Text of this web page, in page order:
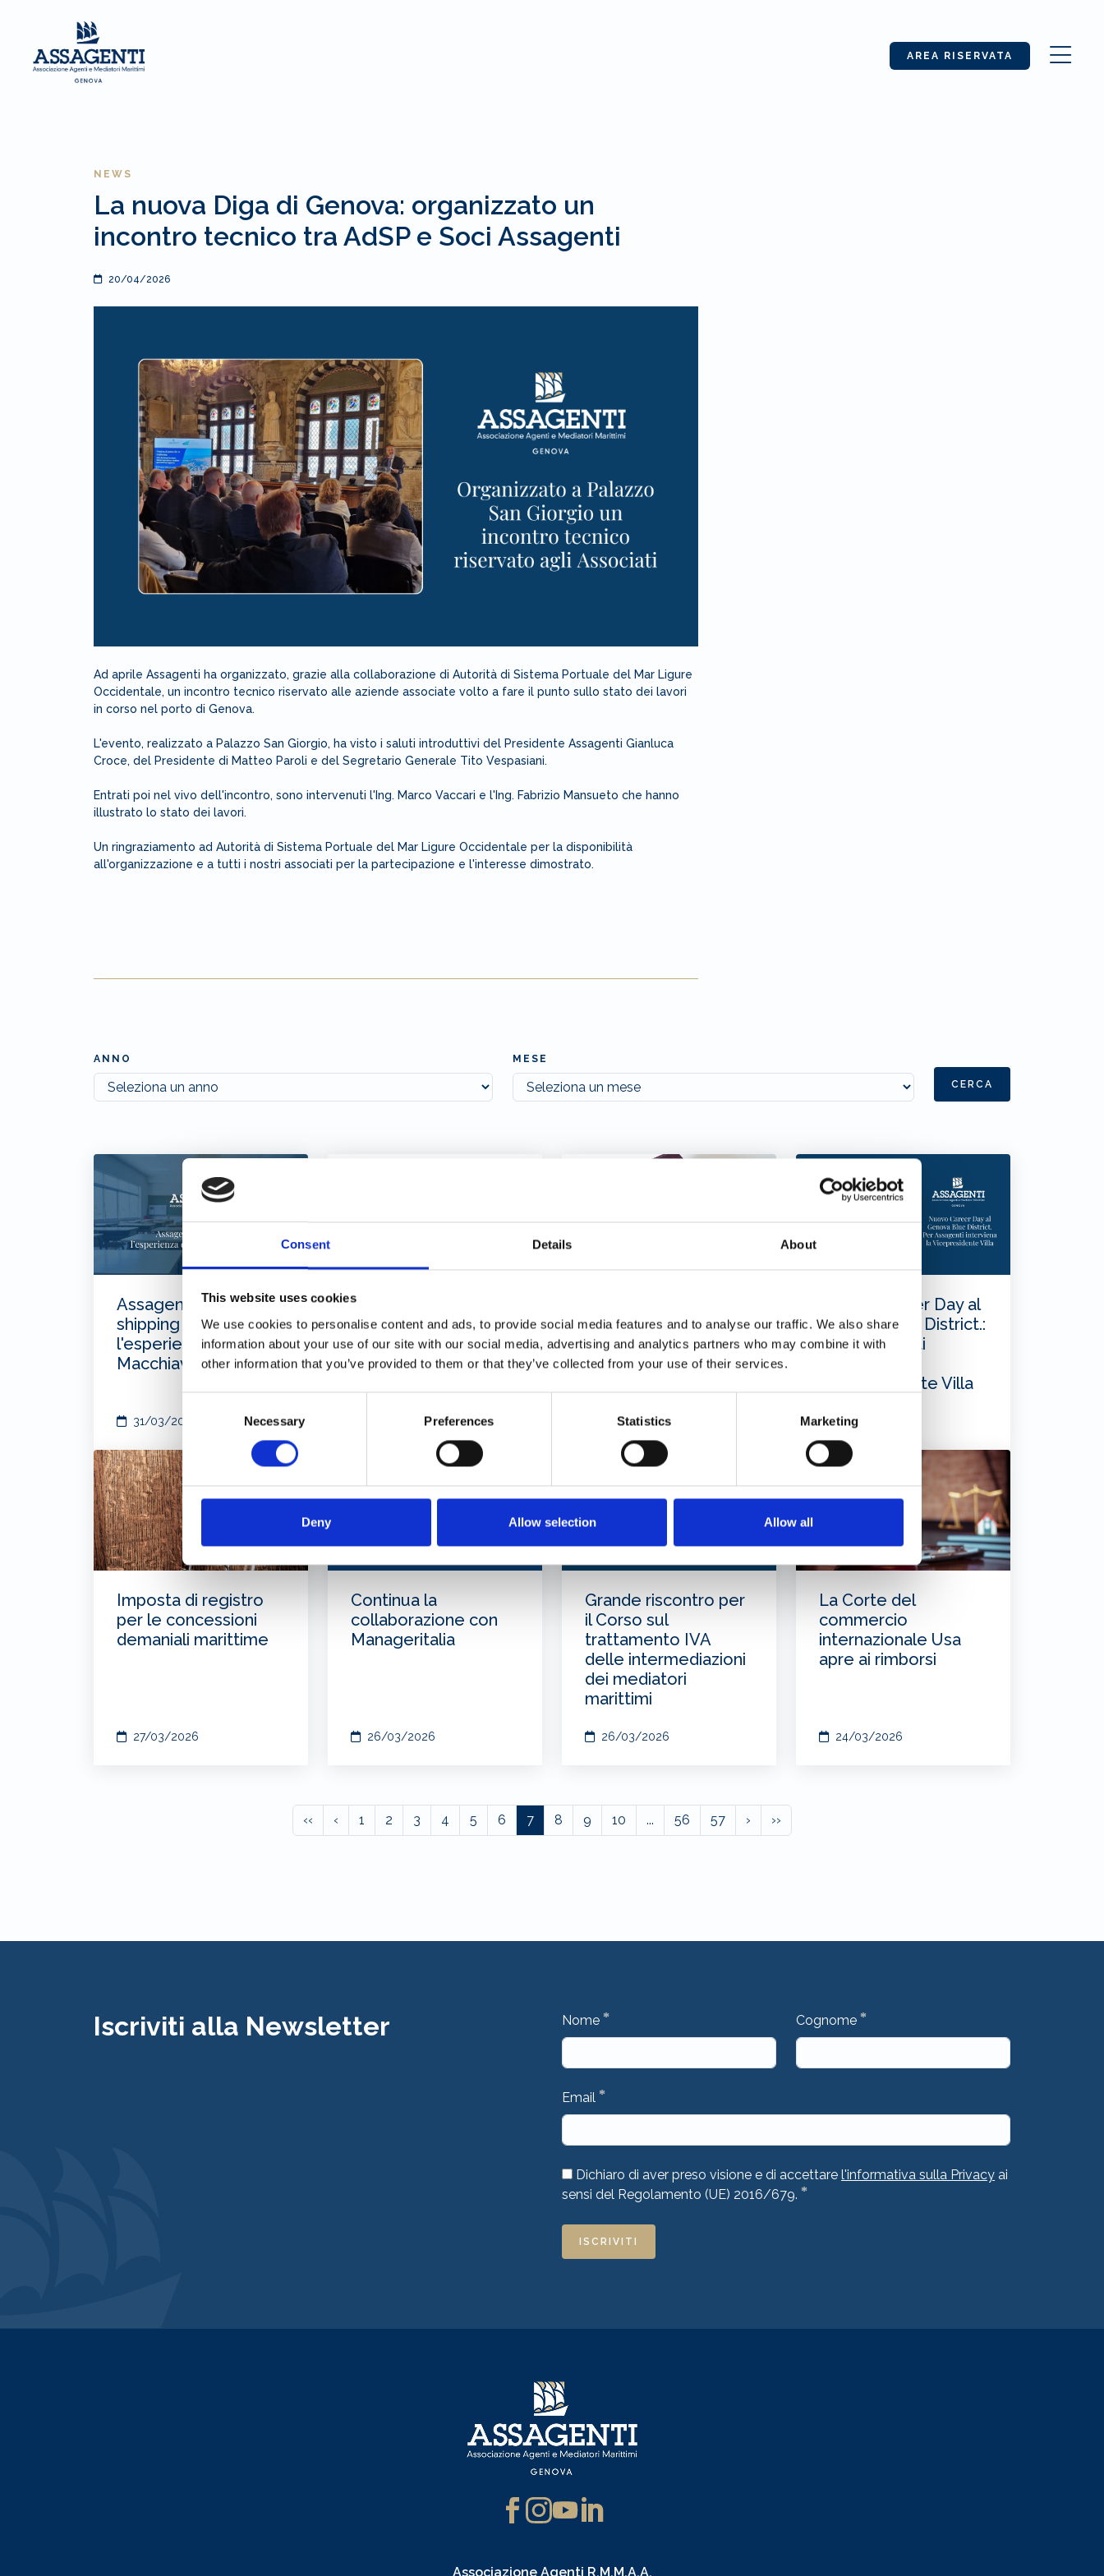
Consent Details About
This website uses cookies
We use cookies to personalise content and ads, to provide social media features and to analyse our traffic. We also share
information about your use of our site with our social media, advertising and analytics partners who may combine it with
other information that you’ve provided to them or that they’ve collected from your use of their services.
Selection
Necessary Preferences Statistics Marketing
Deny Allow selection Allow all
AREA RISERVATA
NEWS
La nuova Diga di Genova: organizzato un
incontro tecnico tra AdSP e Soci Assagenti
20/04/2026
Ad aprile Assagenti ha organizzato, grazie alla collaborazione di Autorità di Sistema Portuale del Mar Ligure
Occidentale, un incontro tecnico riservato alle aziende associate volto a fare il punto sullo stato dei lavori
in corso nel porto di Genova.
L'evento, realizzato a Palazzo San Giorgio, ha visto i saluti introduttivi del Presidente Assagenti Gianluca
Croce, del Presidente di Matteo Paroli e del Segretario Generale Tito Vespasiani.
Entrati poi nel vivo dell'incontro, sono intervenuti l'Ing. Marco Vaccari e l'Ing. Fabrizio Mansueto che hanno
illustrato lo stato dei lavori.
Un ringraziamento ad Autorità di Sistema Portuale del Mar Ligure Occidentale per la disponibilità
all'organizzazione e a tutti i nostri associati per la partecipazione e l'interesse dimostrato.
ANNO MESE
CERCA
Assagenti porta lo
shipping nelle scuole:
l'esperienza di Enrica
Macchiavello
31/03/2026
Iscrizioni ancora
aperte per gli
associati al Workshop
del prossimo 9 aprile
31/03/2026
Europea: project
financing e prelazione
del promotore
31/03/2026
Nuovo Career Day al
Genova Blue District.:
per Assagenti
Vicepresidente Villa
30/03/2026
Imposta di registro
per le concessioni
demaniali marittime
27/03/2026
Continua la
collaborazione con
Manageritalia
26/03/2026
Grande riscontro per
il Corso sul
trattamento IVA
delle intermediazioni
dei mediatori
marittimi
26/03/2026
La Corte del
commercio
internazionale Usa
apre ai rimborsi
24/03/2026
‹‹ ‹ 1 2 3 4 5 6 7 8 9 10 ... 56 57 › ››
Iscriviti alla Newsletter Nome * Cognome *
Email *
Dichiaro di aver preso visione e di accettare l'informativa sulla Privacy ai
sensi del Regolamento (UE) 2016/679. *
ISCRIVITI
Associazione Agenti R.M.M.A.A.